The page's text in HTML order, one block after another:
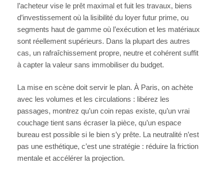
l’acheteur vise le prêt maximal et fuit les travaux, biens
d’investissement où la lisibilité du loyer futur prime, ou
segments haut de gamme où l’exécution et les matériaux
sont réellement supérieurs. Dans la plupart des autres
cas, un rafraîchissement propre, neutre et cohérent suffit
à capter la valeur sans immobiliser du budget.
La mise en scène doit servir le plan. À Paris, on achète
avec les volumes et les circulations : libérez les
passages, montrez qu’un coin repas existe, qu’un vrai
couchage tient sans écraser la pièce, qu’un espace
bureau est possible si le bien s’y prête. La neutralité n’est
pas une esthétique, c’est une stratégie : réduire la friction
mentale et accélérer la projection.